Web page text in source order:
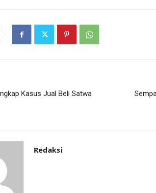
Kasus Jual Beli Satwa
Redaksi